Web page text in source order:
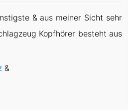
& aus meiner Sicht sehr
Kopfhörer besteht aus
&